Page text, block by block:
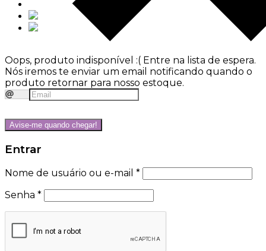
Oops, produto indisponível :( Entre na lista de espera.
Nós iremos te enviar um email notificando quando o
produto retornar para nosso estoque.
Avise-me quando chegar!
Entrar
Nome de usuário ou e-mail *
Senha *